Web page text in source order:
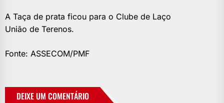
A Taça de prata ficou para o Clube de Laço
União de Terenos.
Fonte: ASSECOM/PMF
DEIXE UM COMENTÁRIO